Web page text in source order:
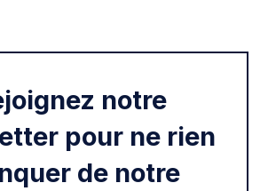
notre
pour ne rien
de notre